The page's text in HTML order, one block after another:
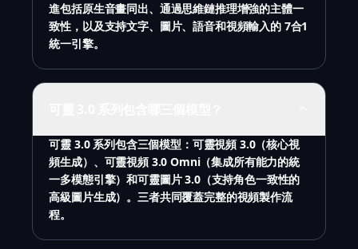
進包括原生音畫同出、通過思維鏈推理增強的主體一
致性，以及支持文字、圖片、語音和視頻輸入的 7合1
統一引擎。
可靈 3.0 系列包含三個模型：可靈視頻 3.0（核心視
頻生成）、可靈視頻 3.0 Omni（集成所有能力的統
一多模態引擎）和可靈圖片 3.0（支持角色一致性的
高級圖片生成）。三者共同覆蓋完整的視頻製作流
程。